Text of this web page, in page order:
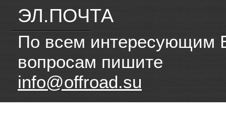
ЭЛ.ПОЧТА
По всем интересующим
вопросам пишите
info@offroad.su